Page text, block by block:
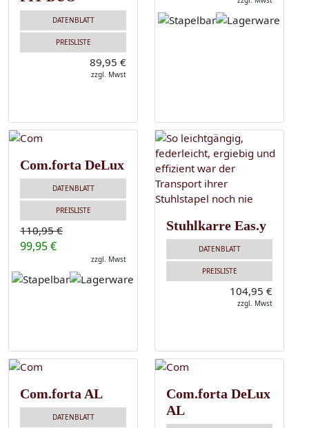
DATENBLATT
PREISLISTE
89,95 €
zzgl. Mwst
Com.forta DeLux
DATENBLATT
PREISLISTE
110,95 €
99,95 €
zzgl. Mwst
Stuhlkarre Eas.y
DATENBLATT
PREISLISTE
104,95 €
zzgl. Mwst
Com.forta AL
DATENBLATT
Com.forta DeLux
AL